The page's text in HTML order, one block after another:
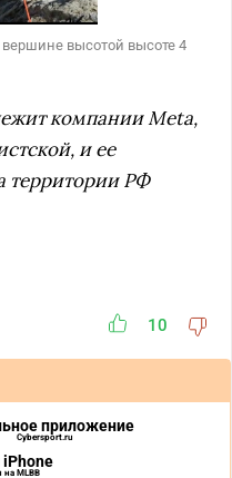
высотой высоте 4
компании Meta,
и ее
территории РФ
10
приложение
Cybersport.ru
на MLBB